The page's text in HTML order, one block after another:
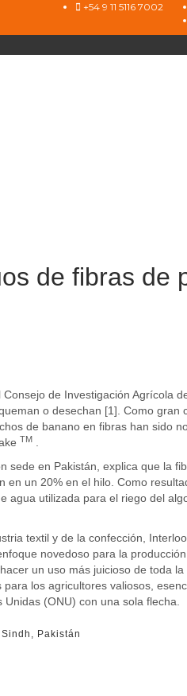
+54 9 11 5116 7002
de fibras de
de Investigación Agrícola
o desechan [1]. Como gran
de banano en fibras han sido
TM.
sede en Pakistán, explica que la
un 20% en el hilo. Como
agua utilizada para el riego del
textil y de la confección,
novedoso para la
un uso más juicioso de toda
los agricultores valiosos,
(ONU) con una sola flecha.
Pakistán